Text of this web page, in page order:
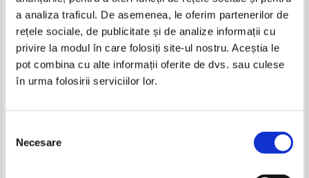
a analiza traficul. De asemenea, le oferim partenerilor de
rețele sociale, de publicitate și de analize informații cu
privire la modul în care folosiți site-ul nostru. Aceștia le
pot combina cu alte informații oferite de dvs. sau culese
în urma folosirii serviciilor lor.
consimțământului
Necesare
Petre Uglis - Delapecica -
Imparateasa fara-de-moarte
Jules Verne - Copiii capitanului
-35%